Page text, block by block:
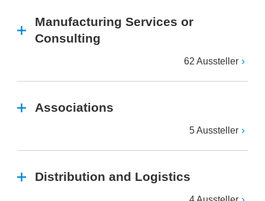
Manufacturing Services or
Consulting
62 Aussteller
Associations
5 Aussteller
Distribution and Logistics